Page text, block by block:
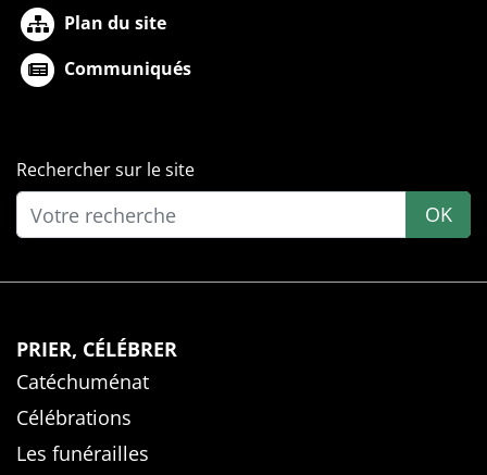
Plan du site
Communiqués
Rechercher sur le site
OK
PRIER, CÉLÉBRER
Catéchuménat
Célébrations
Les funérailles